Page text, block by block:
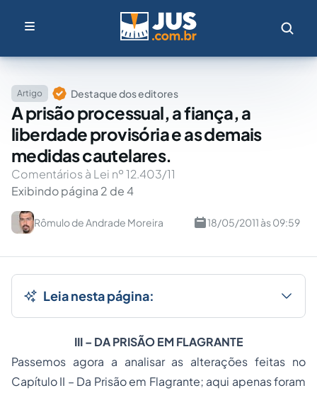
Artigo Destaque dos editores
A prisão processual, a fiança, a
liberdade provisória e as demais
medidas cautelares.
Comentários à Lei nº 12.403/11
Exibindo página 2 de 4
Rômulo de Andrade Moreira 18/05/2011 às 09:59
Leia nesta página:
III – DA PRISÃO EM FLAGRANTE
Passemos agora a analisar as alterações feitas no
Capítulo II – Da Prisão em Flagrante; aqui apenas foram